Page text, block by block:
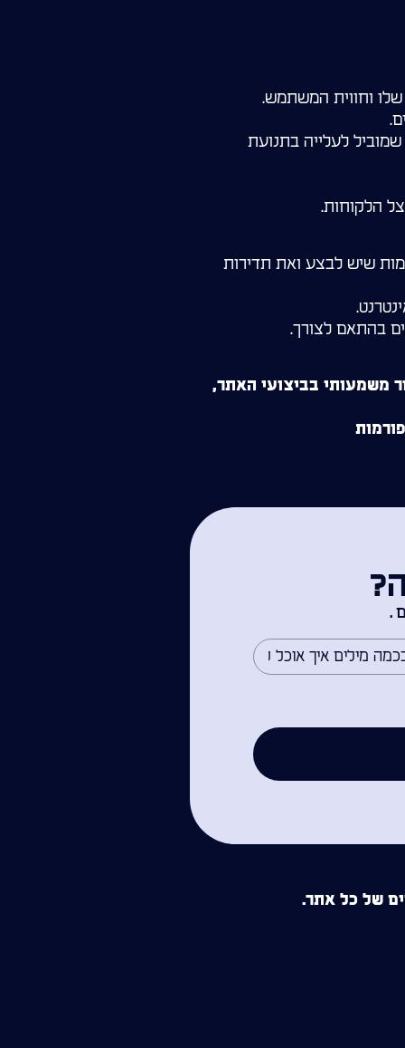
וחווית המשתמש.
לעלייה בתנועת
הלקוחות.
שיש לבצע ואת תדירות
בהתאם לצורך.
משמעותי בביצועי האתר,
של כל אתר.